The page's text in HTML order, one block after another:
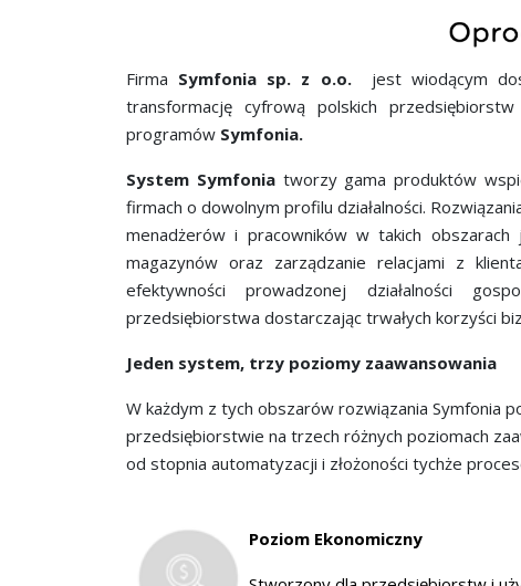
Firma Symfonia sp. z o.o. jest wiodącym
transformację cyfrową polskich
programów Symfonia.
System Symfonia tworzy gama produktów
firmach o dowolnym profilu działalności.
menadżerów i pracowników w takich
magazynów oraz zarządzanie relacjami z
efektywności prowadzonej działalności
przedsiębiorstwa dostarczając trwałych korzyści
Jeden system, trzy poziomy zaawansowania
W każdym z tych obszarów rozwiązania Symfonia
przedsiębiorstwie na trzech różnych poziomach
od stopnia automatyzacji i złożoności tychże
Poziom Ekonomiczny